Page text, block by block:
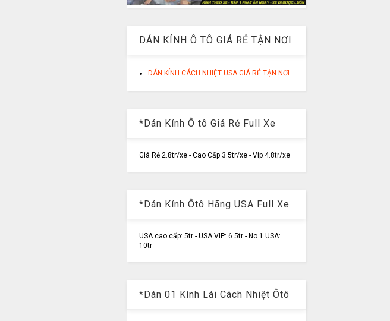
DÁN KÍNH Ô TÔ GIÁ RẺ TẬN NƠI
DÁN KÍNH CÁCH NHIỆT USA GIÁ RẺ TẬN NƠI
*Dán Kính Ô tô Giá Rẻ Full Xe
Giá Rẻ 2.8tr/xe - Cao Cấp 3.5tr/xe - Vip 4.8tr/xe
*Dán Kính Ôtô Hãng USA Full Xe
USA cao cấp: 5tr - USA VIP: 6.5tr - No.1 USA:
10tr
*Dán 01 Kính Lái Cách Nhiệt Ôtô